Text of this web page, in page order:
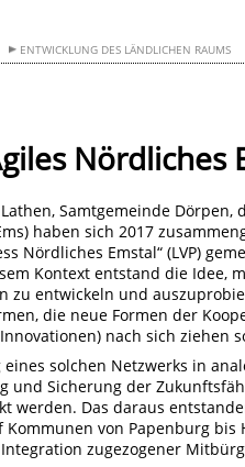
ENTWICKLUNG DES LÄNDLICHEN RAUMS
Nördliches
Samtgemeinde
haben sich 2017
Nördliches Emstal“ (LVP)
Kontext entstand die Idee,
zu entwickeln und
die neue Formen der
nach sich ziehen
solchen Netzwerks in
und Sicherung der
werden. Das daraus
von Papenburg
zugezogener